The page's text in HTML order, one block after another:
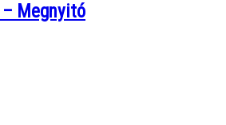
– Megnyitó